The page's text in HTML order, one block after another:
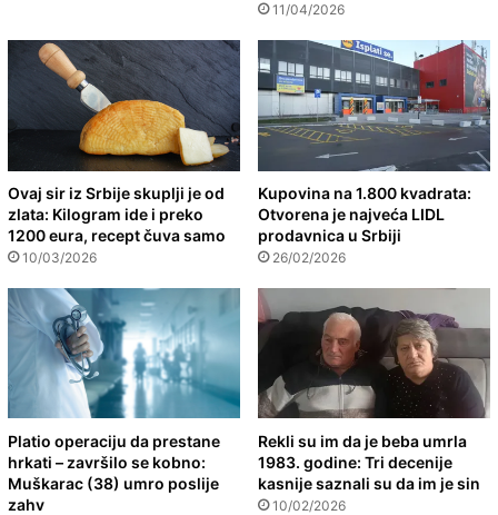
11/04/2026
Ovaj sir iz Srbije skuplji je od
zlata: Kilogram ide i preko
1200 eura, recept čuva samo
10/03/2026
Kupovina na 1.800 kvadrata:
Otvorena je najveća LIDL
prodavnica u Srbiji
26/02/2026
Platio operaciju da prestane
hrkati – završilo se kobno:
Muškarac (38) umro poslije
zahv
Rekli su im da je beba umrla
1983. godine: Tri decenije
kasnije saznali su da im je sin
10/02/2026